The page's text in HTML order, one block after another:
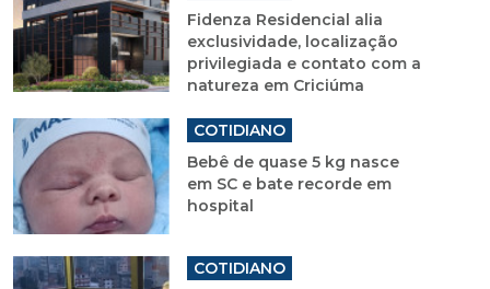
Fidenza Residencial alia
exclusividade, localização
privilegiada e contato com a
natureza em Criciúma
COTIDIANO
Bebê de quase 5 kg nasce
em SC e bate recorde em
hospital
COTIDIANO